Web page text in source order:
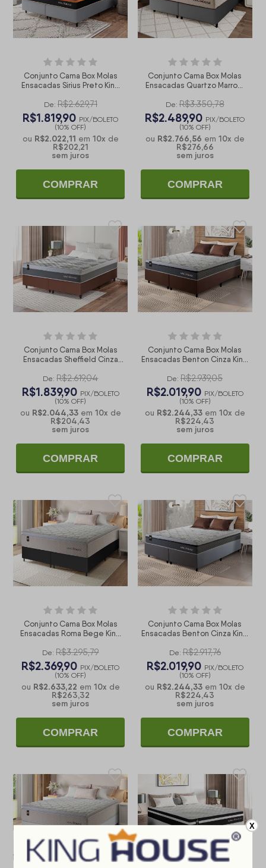
Conjunto Cama Box Molas
Ensacadas Sirius Preto King
De: R$2.629,71
R$1.819,90 PIX/BOLETO
(10% OFF)
ou R$2.022,11 em 10x de
R$202,21
sem juros
COMPRAR
Conjunto Cama Box Molas
Ensacadas Quartzo Marrom
De: R$3.350,78
R$2.489,90 PIX/BOLETO
(10% OFF)
ou R$2.766,56 em 10x de
R$276,66
sem juros
COMPRAR
Conjunto Cama Box Molas
Ensacadas Sheffield Cinza
De: R$2.619,04
R$1.839,90 PIX/BOLETO
(10% OFF)
ou R$2.044,33em 10x de
R$204,43
sem juros
COMPRAR
Conjunto Cama Box Molas
Ensacadas Benton Cinza King
De: R$2.939,05
R$2.019,90 PIX/BOLETO
(10% OFF)
ou R$2.244,33em 10x de
R$224,43
sem juros
COMPRAR
Conjunto Cama Box Molas
Ensacadas Roma Bege King
De: R$3.295,79
R$2.369,90 PIX/BOLETO
(10% OFF)
ou R$2.633,22 em 10x de
R$263,32
sem juros
COMPRAR
Conjunto Cama Box Molas
Ensacadas Benton Cinza King
De: R$2.917,76
R$2.019,90 PIX/BOLETO
(10% OFF)
ou R$2.244,33em 10x de
R$224,43
sem juros
COMPRAR
X